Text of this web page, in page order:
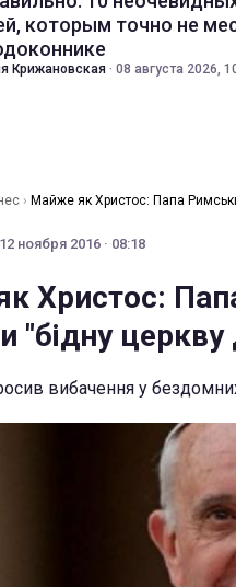
которым точно не
Крижановская · 08 августа 2026,
› Майже як Христос: Папа
12 ноября 2016 · 08:18
Христос:
"бідну церкву
вибачення у